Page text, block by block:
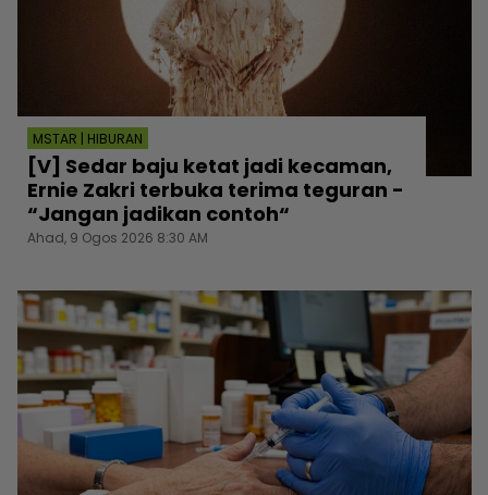
MSTAR | HIBURAN
[V] Sedar baju ketat jadi kecaman,
Ernie Zakri terbuka terima teguran -
“Jangan jadikan contoh“
Ahad, 9 Ogos 2026 8:30 AM